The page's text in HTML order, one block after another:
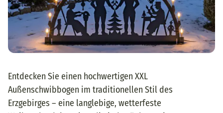
Entdecken Sie einen hochwertigen XXL
Außenschwibbogen im traditionellen Stil des
Erzgebirges – eine langlebige, wetterfeste